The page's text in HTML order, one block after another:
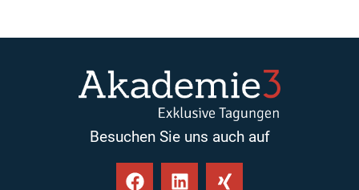
Besuchen Sie uns auch auf